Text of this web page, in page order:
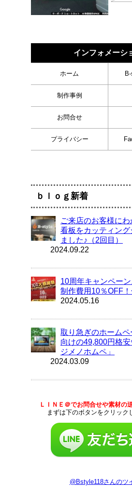
インフォメーシ
ホーム
制作事例
お問合せ
プライバシー
ｂｌｏｇ新着
ご来店のお客様に
看板をカッティン
ました♪（2回目）
2024.09.22
10周年キャンペー
制作費用10％OFF
2024.05.16
取り急ぎのホーム
向けの49,800円格
ジメノホムペ」
2024.03.09
ＬＩＮＥ＠でお問合せや素材の
まずは下のボタンをクリック
@Bstyle118さんのツ